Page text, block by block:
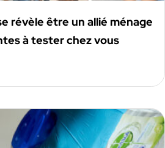
révèle être un allié ménage
à tester chez vous